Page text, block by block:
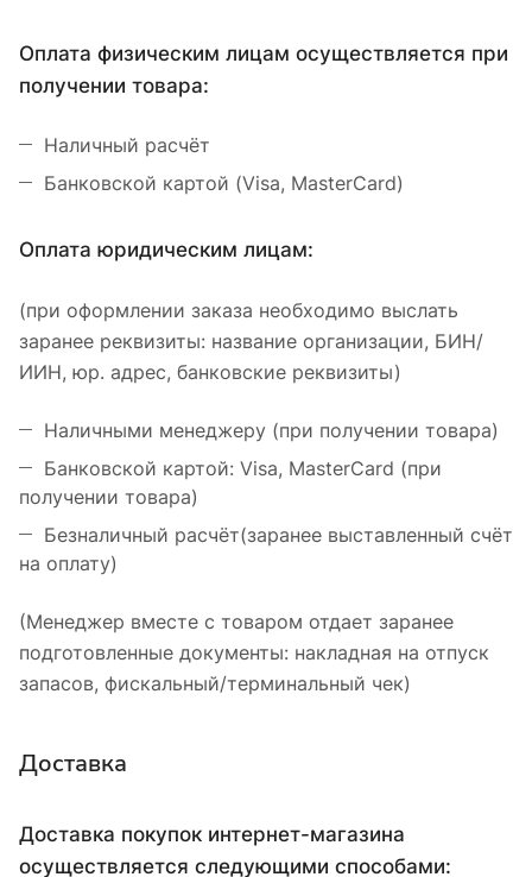
Оплата физическим лицам осуществляется при
получении товара:
Наличный расчёт
Банковской картой (Visa, MasterCard)
Оплата юридическим лицам:
(при оформлении заказа необходимо выслать
заранее реквизиты: название организации, БИН/
ИИН, юр. адрес, банковские реквизиты)
Наличными менеджеру (при получении товара)
Банковской картой: Visa, MasterCard (при
получении товара)
Безналичный расчёт(заранее выставленный счёт
на оплату)
(Менеджер вместе с товаром отдает заранее
подготовленные документы: накладная на отпуск
запасов, фискальный/терминальный чек)
Доставка
Доставка покупок интернет-магазина
осуществляется следующими способами: